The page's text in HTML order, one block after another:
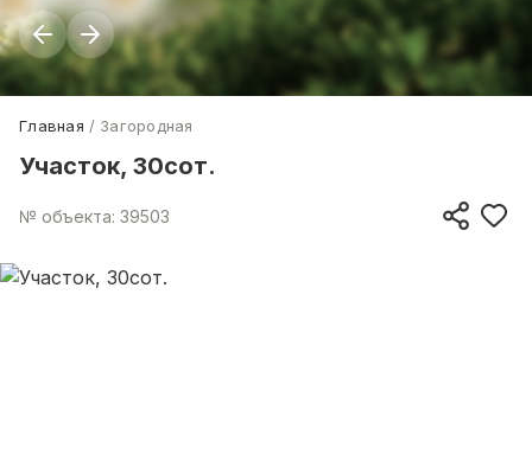
Главная Загородная
Участок, 30сот.
№ объекта: 39503